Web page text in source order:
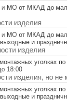
МО от МКАД до
изделия
МО от МКАД до
и
изделия
уголках
18:00
изделия, но не
уголках
и